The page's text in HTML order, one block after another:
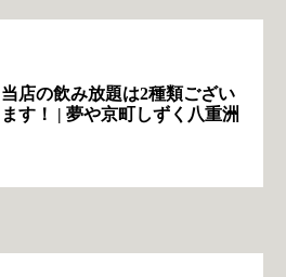
当店の飲み放題は2種類ござい
ます！ | 夢や京町しずく八重洲